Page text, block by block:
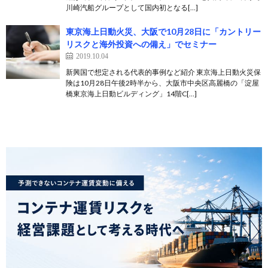
川崎汽船グループとして国内初となる[…]
東京海上日動火災、大阪で10月28日に「カントリー
リスクと海外投資への備え」でセミナー
2019.10.04
新興国で想定される代表的事例など紹介 東京海上日動火災保
険は10月28日午後2時半から、大阪市中央区高麗橋の「淀屋
橋東京海上日動ビルディング」14階C[…]